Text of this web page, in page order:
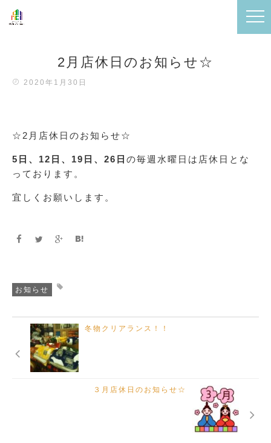
2月店休日のお知らせ☆
2020年1月30日
☆2月店休日のお知らせ☆
5日、12日、19日、26日 の毎週水曜日は店休日とな
っております。
宜しくお願いします。
お知らせ
冬物クリアランス！！
３月店休日のお知らせ☆